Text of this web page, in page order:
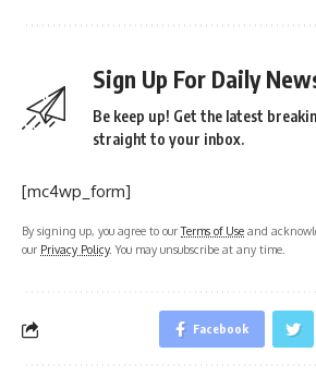
Sign Up For Daily
Be keep up! Get the latest
straight to your inbox.
[mc4wp_form]
By signing up, you agree to ourTerms of Use and
our Privacy Policy. You may unsubscribe at any time.
Facebook